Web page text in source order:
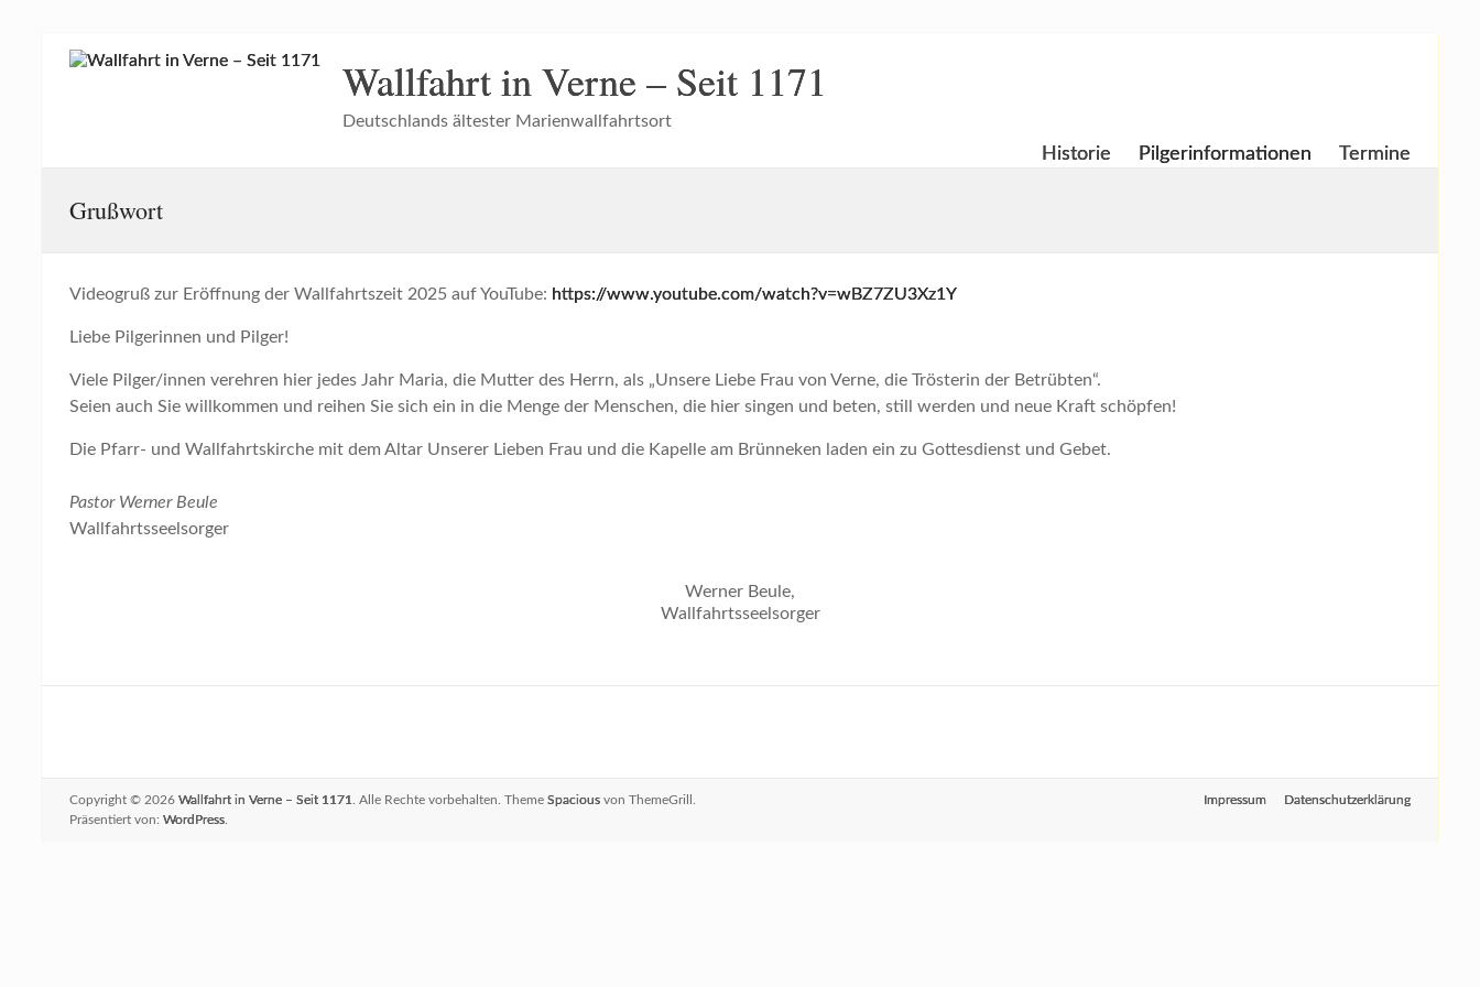
Inhalt
Wallfahrt in Verne – Seit 1171
Deutschlands ältester Marienwallfahrtsort
Historie Pilgerinformationen Termine
Grußwort
Videogruß zur Eröffnung der Wallfahrtszeit 2025 auf YouTube: https://www.youtube.com/watch?v=wBZ7ZU3Xz1Y
Liebe Pilgerinnen und Pilger!
Viele Pilger/innen verehren hier jedes Jahr Maria, die Mutter des Herrn, als „Unsere Liebe Frau von Verne, die Trösterin der Betrübten“.
Seien auch Sie willkommen und reihen Sie sich ein in die Menge der Menschen, die hier singen und beten, still werden und neue Kraft schöpfen!
Die Pfarr- und Wallfahrtskirche mit dem Altar Unserer Lieben Frau und die Kapelle am Brünneken laden ein zu Gottesdienst und Gebet.
Pastor Werner Beule
Wallfahrtsseelsorger
Werner Beule,
Wallfahrtsseelsorger
Copyright © 2026 Wallfahrt in Verne – Seit 1171 . Alle Rechte vorbehalten. Theme Spacious von ThemeGrill.
Präsentiert von: WordPress
Impressum Datenschutzerklärung